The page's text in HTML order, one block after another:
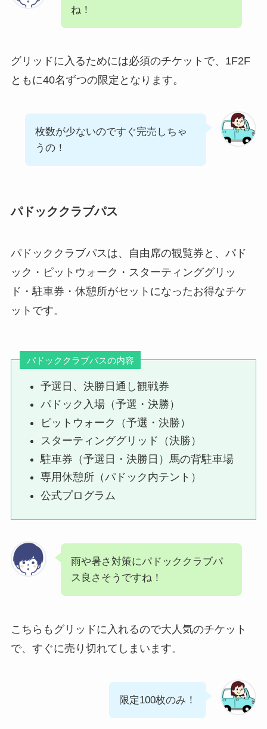
ね！
グリッドに入るためには必須のチケットで、1F2F
ともに40名ずつの限定となります。
枚数が少ないのですぐ完売しちゃ
うの！
パドッククラブパス
パドッククラブパスは、自由席の観覧券と、パド
ック・ピットウォーク・スターティンググリッ
ド・駐車券・休憩所がセットになったお得なチケ
ットです。
パドッククラブパスの内容
予選日、決勝日通し観戦券
パドック入場（予選・決勝）
ピットウォーク（予選・決勝）
スターティンググリッド（決勝）
駐車券（予選日・決勝日）馬の背駐車場
専用休憩所（パドック内テント）
公式プログラム
雨や暑さ対策にパドッククラブパ
ス良さそうですね！
こちらもグリッドに入れるので大人気のチケット
で、すぐに売り切れてしまいます。
限定100枚のみ！